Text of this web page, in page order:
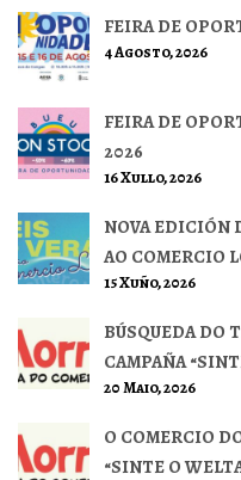
FEIRA DE
4 Agosto, 2026
FEIRA DE
2026
16 Xullo, 2026
NOVA EDICIÓN
AO COMERCIO
15 Xuño, 2026
BÚSQUEDA DO
CAMPAÑA
20 Maio, 2026
O COMERCIO
“SINTE O